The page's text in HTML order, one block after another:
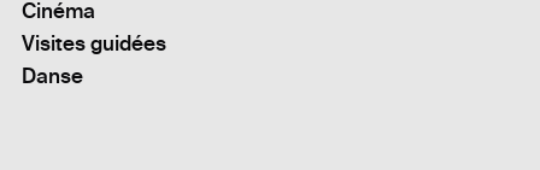
Cinéma
Visites guidées
Danse